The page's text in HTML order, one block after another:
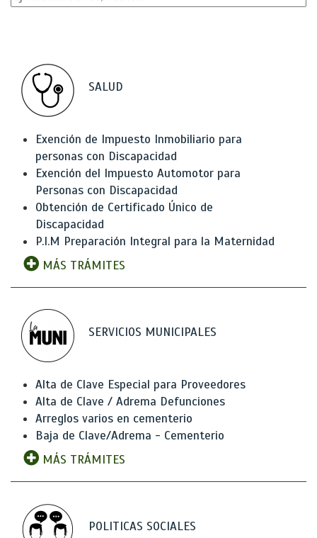
SALUD
Exención de Impuesto Inmobiliario para
personas con Discapacidad
Exención del Impuesto Automotor para
Personas con Discapacidad
Obtención de Certificado Único de
Discapacidad
P.I.M Preparación Integral para la Maternidad
MÁS TRÁMITES
SERVICIOS MUNICIPALES
Alta de Clave Especial para Proveedores
Alta de Clave / Adrema Defunciones
Arreglos varios en cementerio
Baja de Clave/Adrema - Cementerio
MÁS TRÁMITES
POLITICAS SOCIALES